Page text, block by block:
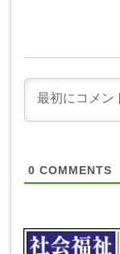
0 COMMENTS